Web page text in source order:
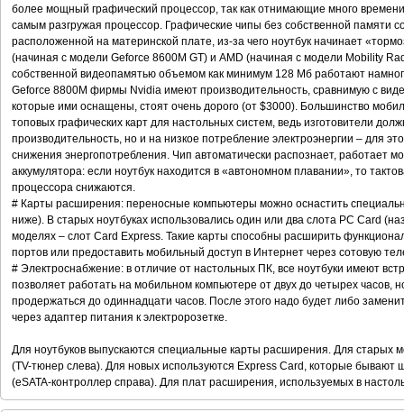
более мощный графический процессор, так как отнимающие много
самым разгружая процессор. Графические чипы без собственной памяти
расположенной на материнской плате, из-за чего ноутбук начинает
(начиная с модели Geforce 8600M GT) и AMD (начиная с модели Mobility
собственной видеопамятью объемом как минимум 128 Мб работают
Geforce 8800M фирмы Nvidia имеют производительность, сравнимую с
которые ими оснащены, стоят очень дорого (от $3000). Большинство
топовых графических карт для настольных систем, ведь изготовители
производительность, но и на низкое потребление электроэнергии – для
снижения энергопотребления. Чип автоматически распознает, работает
аккумулятора: если ноутбук находится в «автономном плавании», то
процессора снижаются.
# Карты расширения: переносные компьютеры можно оснастить
ниже). В старых ноутбуках использовались один или два слота PC Card
моделях – слот Card Express. Такие карты способны расширить
портов или предоставить мобильный доступ в Интернет через сотовую
# Электроснабжение: в отличие от настольных ПК, все ноутбуки имеют
позволяет работать на мобильном компьютере от двух до четырех часов,
продержаться до одиннадцати часов. После этого надо будет либо
через адаптер питания к электророзетке.
Для ноутбуков выпускаются специальные карты расширения. Для старых
(TV-тюнер слева). Для новых используются Express Card, которые
(eSATA-контроллер справа). Для плат расширения, используемых в